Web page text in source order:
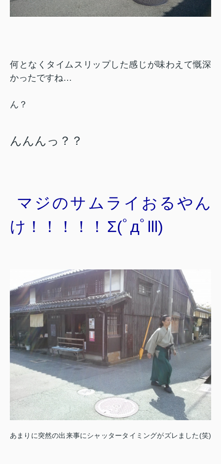
何となくタイムスリップした感じが味わえて慨深
かったですね…
ん？
んんんっ？？
マジのサムライおるやん
け！！！！！ Σ(ﾟдﾟlll)
あまりに突然の出来事にシャッタータイミングがズレました(笑)